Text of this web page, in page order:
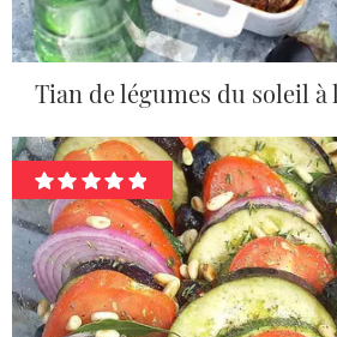
Tian de légumes du soleil à